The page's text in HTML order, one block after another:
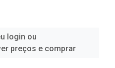
login ou
preços e comprar